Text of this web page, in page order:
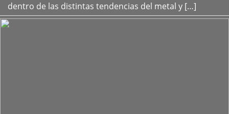
dentro de las distintas tendencias del metal y […]